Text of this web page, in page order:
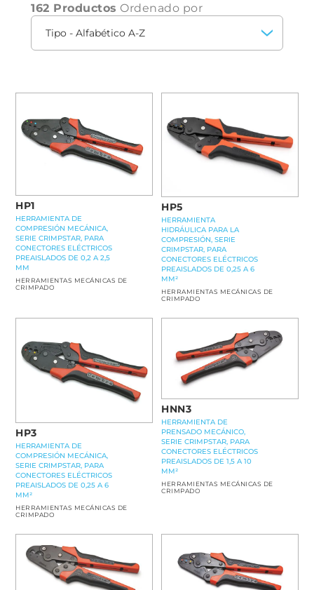
162 Productos Ordenado por
HP1
HERRAMIENTA DE
COMPRESIÓN MECÁNICA,
SERIE CRIMPSTAR, PARA
CONECTORES ELÉCTRICOS
PREAISLADOS DE 0,2 A 2,5
MM
HERRAMIENTAS MECÁNICAS DE
CRIMPADO
HP5
HERRAMIENTA
HIDRÁULICA PARA LA
COMPRESIÓN, SERIE
CRIMPSTAR, PARA
CONECTORES ELÉCTRICOS
PREAISLADOS DE 0,25 A 6
MM²
HERRAMIENTAS MECÁNICAS DE
CRIMPADO
HP3
HERRAMIENTA DE
COMPRESIÓN MECÁNICA,
SERIE CRIMPSTAR, PARA
CONECTORES ELÉCTRICOS
PREAISLADOS DE 0,25 A 6
MM²
HERRAMIENTAS MECÁNICAS DE
CRIMPADO
HNN3
HERRAMIENTA DE
PRENSADO MECÁNICO,
SERIE CRIMPSTAR, PARA
CONECTORES ELÉCTRICOS
PREAISLADOS DE 1,5 A 10
MM²
HERRAMIENTAS MECÁNICAS DE
CRIMPADO